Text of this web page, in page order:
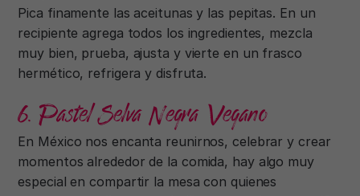
Pica finamente las aceitunas y las pepitas. En un
recipiente agrega todos los ingredientes, mezcla
muy bien, prueba, ajusta y vierte en un frasco
hermético, refrigera y disfruta.
6. Pastel Selva Negra Vegano
En México nos encanta reunirnos, celebrar y crear
momentos alrededor de la comida, hay algo muy
especial en compartir la mesa con quienes